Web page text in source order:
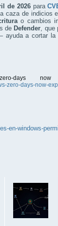
de 2026para
caza de indicios
o cambios
de Defender, que
ayuda a cortar la
zero-days
zero-days-now-
en-windows-